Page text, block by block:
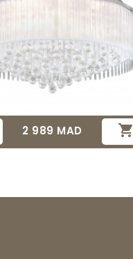
Prix
2 989 MAD 